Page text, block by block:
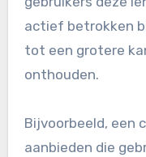
actief betrokken
tot een grotere
onthouden.
Bijvoorbeeld, een
aanbieden die